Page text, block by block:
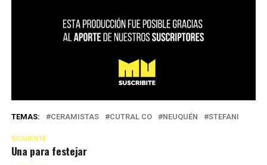
TEMAS: CERAMISTAS CUTRAL CO NEUQUÉN STEFANI
SIGUIENTE
Una para festejar